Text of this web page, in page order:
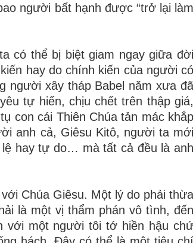
người bất hạnh được “trở lại làm
có thể bị biệt giam ngay giữa đời
hay do chính kiến của người có
người xây tháp Babel năm xưa đã
tự hiến, chịu chết trên thập giá,
con cái Thiên Chúa tản mác khắp
anh cả, Giêsu Kitô, người ta mới
hay tự do… mà tất cả đều là anh
Chúa Giêsu. Một lý do phải thừa
là một vị thẩm phán vô tình, đến
với một người tôi tớ hiền hậu chứ